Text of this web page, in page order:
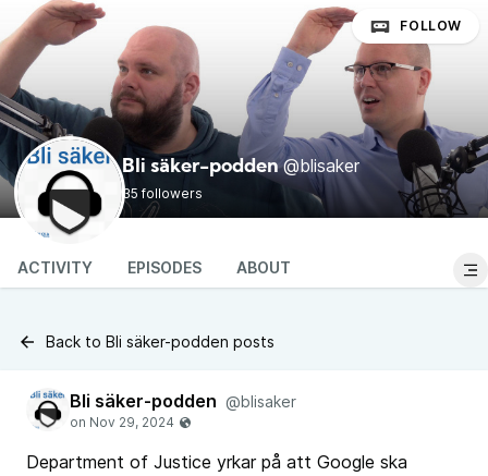
Bli säker-podden @blisaker
35 followers
FOLLOW
ACTIVITY EPISODES ABOUT
Back to Bli säker-podden posts
Bli säker-podden @blisaker
Department of Justice yrkar på att Google ska